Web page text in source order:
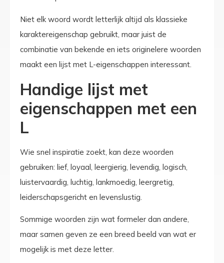
Niet elk woord wordt letterlijk altijd als klassieke
karaktereigenschap gebruikt, maar juist de
combinatie van bekende en iets originelere woorden
maakt een lijst met L-eigenschappen interessant.
Handige lijst met
eigenschappen met een
L
Wie snel inspiratie zoekt, kan deze woorden
gebruiken: lief, loyaal, leergierig, levendig, logisch,
luistervaardig, luchtig, lankmoedig, leergretig,
leiderschapsgericht en levenslustig.
Sommige woorden zijn wat formeler dan andere,
maar samen geven ze een breed beeld van wat er
mogelijk is met deze letter.